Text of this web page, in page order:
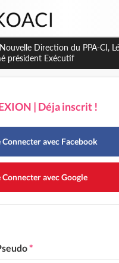
Direction du PPA-CI,
président Exécutif
| Déja inscrit !
Connecter avec Facebook
Connecter avec Google
*